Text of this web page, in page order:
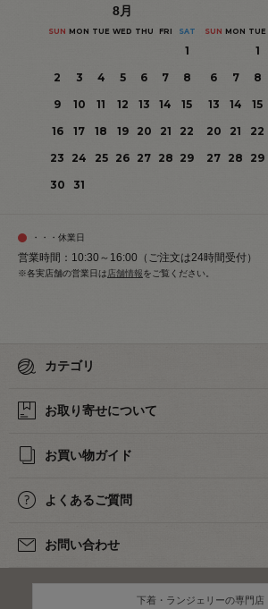
8月
SUN MON TUE WED THU FRI SAT
1
2
3 4 5 6 7
8
9
10 11 12 13 14
15
16
17 18 19 20 21
22
23
24 25 26 27 28 29
30
31
SUN MON TUE
1
6
7 8
13
14 15
20
21 22
27 28 29
・・・休業日
営業時間：10:30～16:00（ご注文は24時間受付）
※各実店舗の営業日は 店舗情報をご覧ください。
カテゴリ
お取り寄せについて
お買い物ガイド
よくあるご質問
お問い合わせ
下着・ランジェリーの専門店